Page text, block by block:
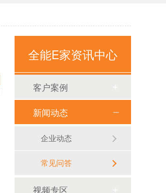
全能E家资讯中心
客户案例
新闻动态
企业动态
常见问答
视频专区
壹亿加橙色ppr铝塑管